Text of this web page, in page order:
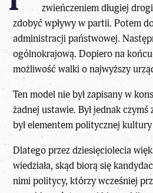
zwieńczeniem długiej
zdobyć wpływy w partii. Potem
administracji państwowej.
ogólnokrajową. Dopiero na końcu
możliwość walki o najwyższy
Ten model nie był zapisany w
żadnej ustawie. Był jednak
był elementem politycznej
Dlatego przez dziesięciolecia
wiedziała, skąd biorą się
nimi politycy, którzy wcześniej